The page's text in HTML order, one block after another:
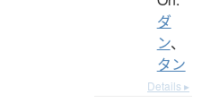
ダ
ン、
タン
Details ▸